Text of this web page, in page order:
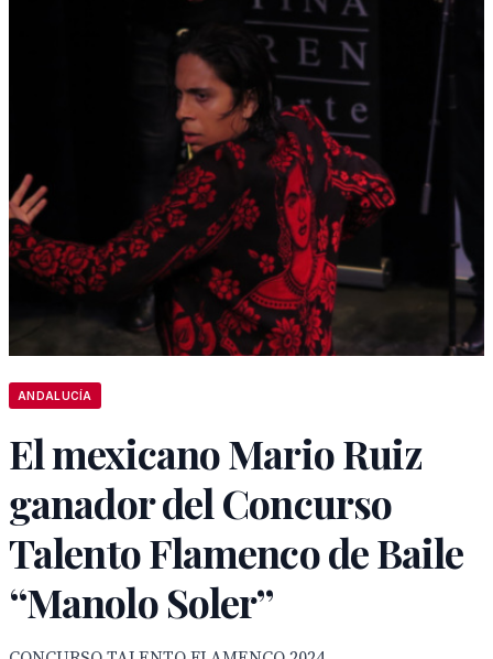
ANDALUCÍA
El mexicano Mario Ruiz
ganador del Concurso
Talento Flamenco de Baile
“Manolo Soler”